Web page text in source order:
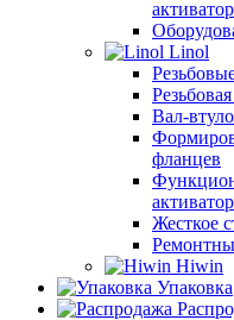
Linol
Вал-
фланцев
Жесткое
Hiwin
Упаковка